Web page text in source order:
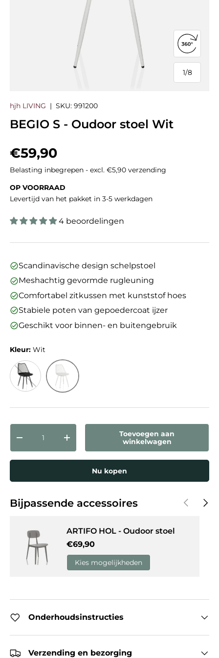
1/
van
8
360°-
hjh LIVING | SKU: 991200
BEGIO S - Oudoor stoel Wit
Reguliere prijs
€59,90
Belasting inbegrepen - excl. €5,90 verzending
OP VOORRAAD
Levertijd van het pakket in 3-5 werkdagen
4 beoordelingen
Scandinavische design schelpstoel
Meshachtig gevormde rugleuning
Comfortabel zitkussen met kunststof hoes
Stabiele poten van gepoedercoat ijzer
Geschikt voor binnen- en buitengebruik
Kleur: Wit
Aantal
Verlaag de hoeveelheidVerhoog de hoeveelheid
Toevoegen aan
winkelwagen
Nu kopen
Bijpassende accessoires Vorige
ARTIFO HOL - Oudoor stoel
Reguliere prijs
€69,90
Kies mogelijkheden
Onderhoudsinstructies
Verzending en bezorging